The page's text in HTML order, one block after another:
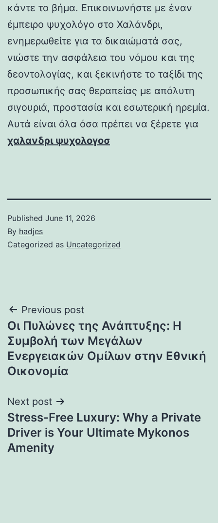
κάντε το βήμα. Επικοινωνήστε με έναν
έμπειρο ψυχολόγο στο Χαλάνδρι,
ενημερωθείτε για τα δικαιώματά σας,
νιώστε την ασφάλεια του νόμου και της
δεοντολογίας, και ξεκινήστε το ταξίδι της
προσωπικής σας θεραπείας με απόλυτη
σιγουριά, προστασία και εσωτερική ηρεμία.
Αυτά είναι όλα όσα πρέπει να ξέρετε για
χαλανδρι ψυχολογοσ
Published June 11, 2026
By hadjes
Categorized as Uncategorized
Post
navigation
Previous post
Οι Πυλώνες της Ανάπτυξης: Η
Συμβολή των Μεγάλων
Ενεργειακών Ομίλων στην Εθνική
Οικονομία
Next post
Stress-Free Luxury: Why a Private
Driver is Your Ultimate Mykonos
Amenity